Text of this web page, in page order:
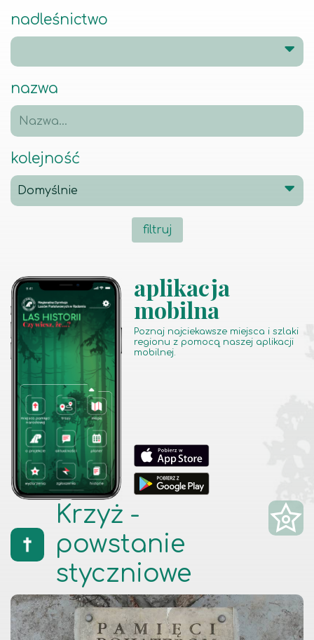
Krzyż -
powstanie
styczniowe
nadleśnictwo
nazwa
kolejność
filtruj
aplikacja
mobilna
Poznaj najciekawsze miejsca i szlaki
regionu z pomocą naszej aplikacji
mobilnej.